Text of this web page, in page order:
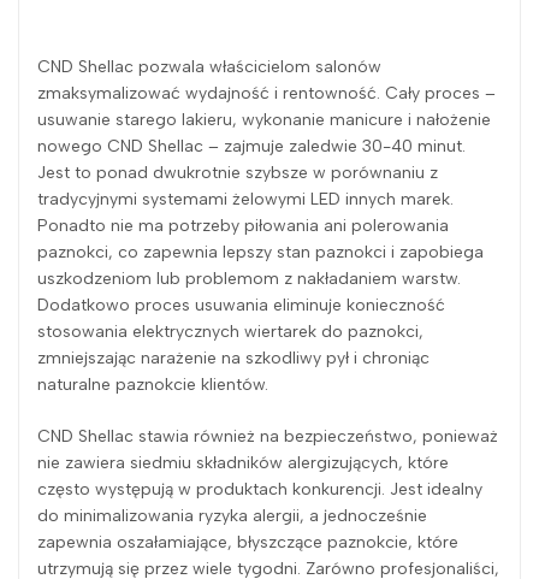
CND Shellac pozwala właścicielom salonów
zmaksymalizować wydajność i rentowność. Cały proces –
usuwanie starego lakieru, wykonanie manicure i nałożenie
nowego CND Shellac – zajmuje zaledwie 30-40 minut.
Jest to ponad dwukrotnie szybsze w porównaniu z
tradycyjnymi systemami żelowymi LED innych marek.
Ponadto nie ma potrzeby piłowania ani polerowania
paznokci, co zapewnia lepszy stan paznokci i zapobiega
uszkodzeniom lub problemom z nakładaniem warstw.
Dodatkowo proces usuwania eliminuje konieczność
stosowania elektrycznych wiertarek do paznokci,
zmniejszając narażenie na szkodliwy pył i chroniąc
naturalne paznokcie klientów.
CND Shellac stawia również na bezpieczeństwo, ponieważ
nie zawiera siedmiu składników alergizujących, które
często występują w produktach konkurencji. Jest idealny
do minimalizowania ryzyka alergii, a jednocześnie
zapewnia oszałamiające, błyszczące paznokcie, które
utrzymują się przez wiele tygodni. Zarówno profesjonaliści,